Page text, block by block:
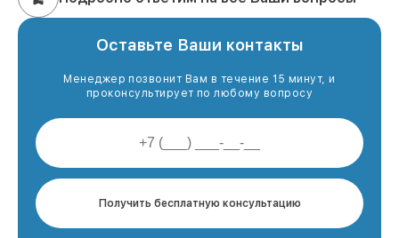
Оставьте Ваши контакты
Менеджер позвонит Вам в течение 15 минут, и
проконсультирует по любому вопросу
Получить бесплатную консультацию